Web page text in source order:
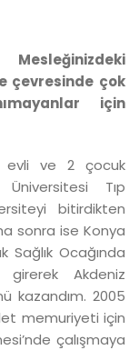
çevresinde çok
için
evli ve 2 çocuk
Üniversitesi Tıp
bitirdikten
sonra ise Konya
Sağlık Ocağında
girerek Akdeniz
kazandım. 2005
memuriyeti için
çalışmaya